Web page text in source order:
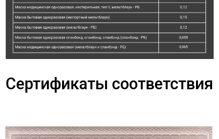
Сертификаты соответствия